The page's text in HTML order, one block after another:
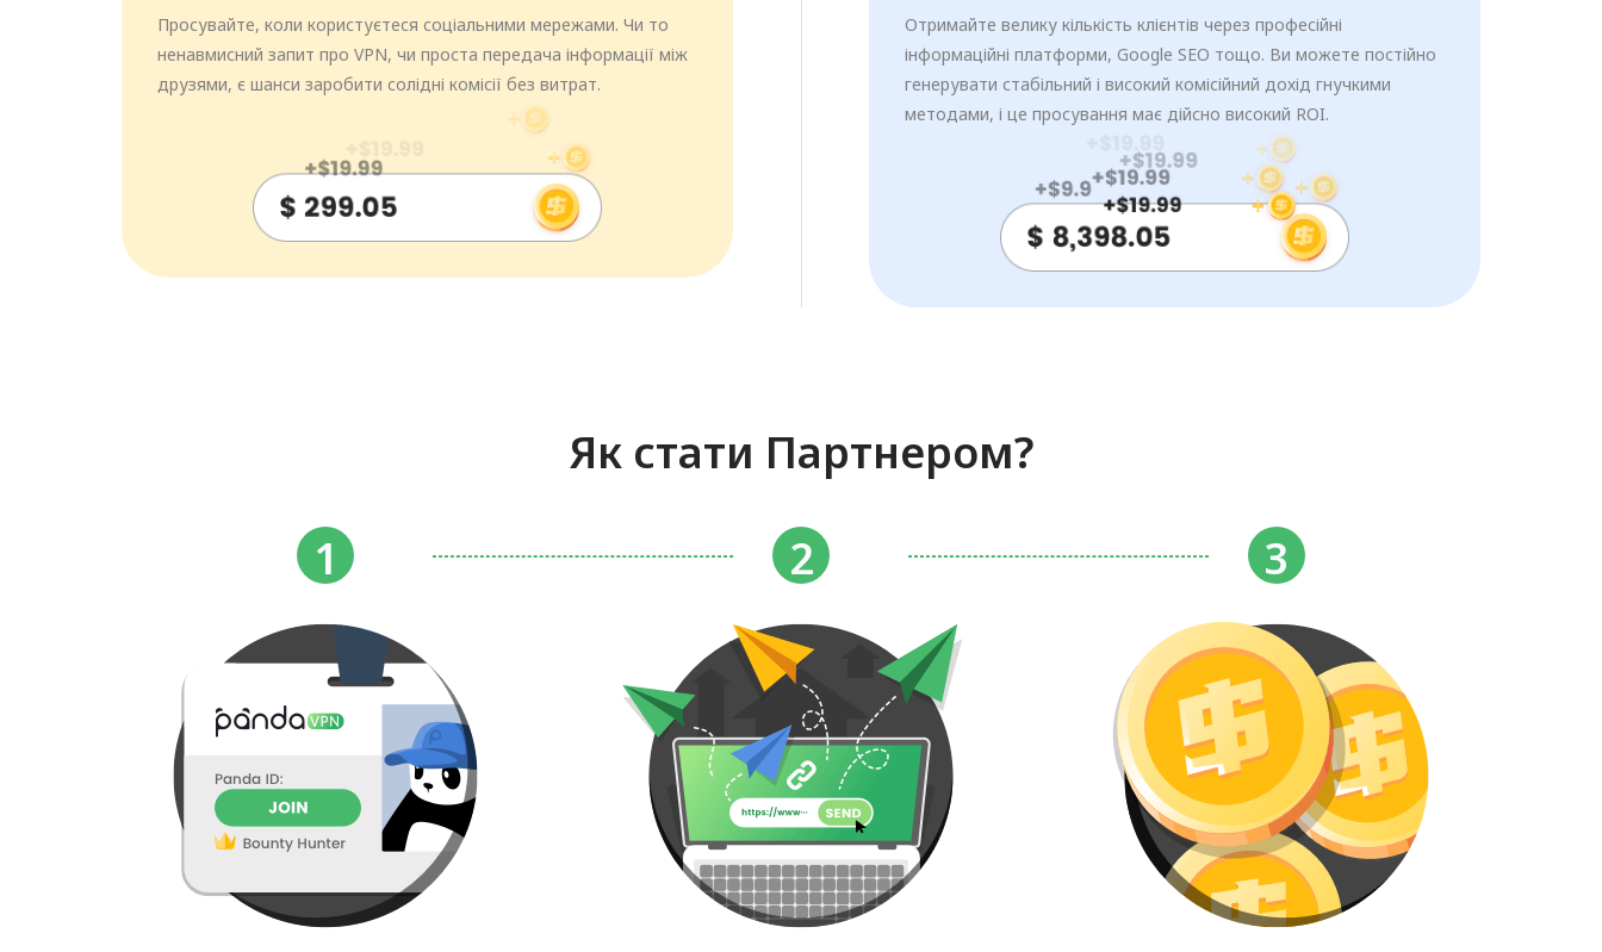
Просувайте, коли користуєтеся соціальними мережами. Чи то
ненавмисний запит про VPN, чи проста передача інформації між
друзями, є шанси заробити солідні комісії без витрат.
Отримайте велику кількість клієнтів через професійні
інформаційні платформи, Google SEO тощо. Ви можете постійно
генерувати стабільний і високий комісійний дохід гнучкими
методами, і це просування має дійсно високий ROI.
Як стати Партнером?